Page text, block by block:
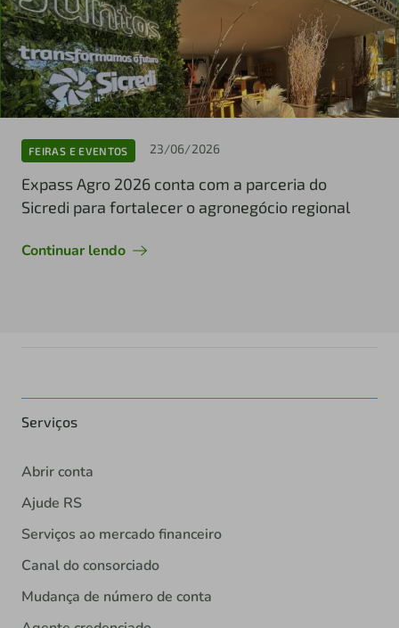
FEIRAS E EVENTOS 23/06/2026
Expass Agro 2026 conta com a parceria do
Sicredi para fortalecer o agronegócio regional
Continuar lendo
Serviços
Abrir conta
Ajude RS
Serviços ao mercado financeiro
Canal do consorciado
Mudança de número de conta